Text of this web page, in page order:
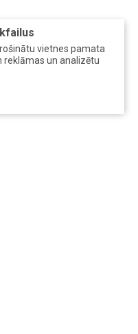
vietnes pamata
reklāmas un analizētu